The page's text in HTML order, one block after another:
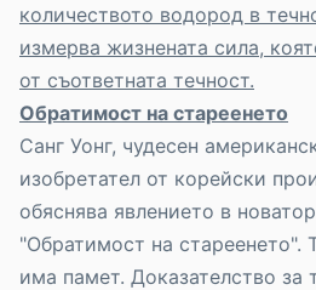
количеството водород в
измерва жизнената сила,
от съответната течност.
Обратимост на стареенето
Санг Уонг, чудесен
изобретател от корейски
обяснява явлението в
"Обратимост на стареенето".
има памет. Доказателство за